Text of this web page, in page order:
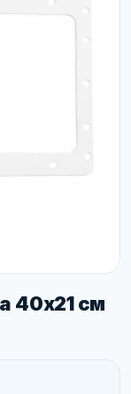
40х21 см